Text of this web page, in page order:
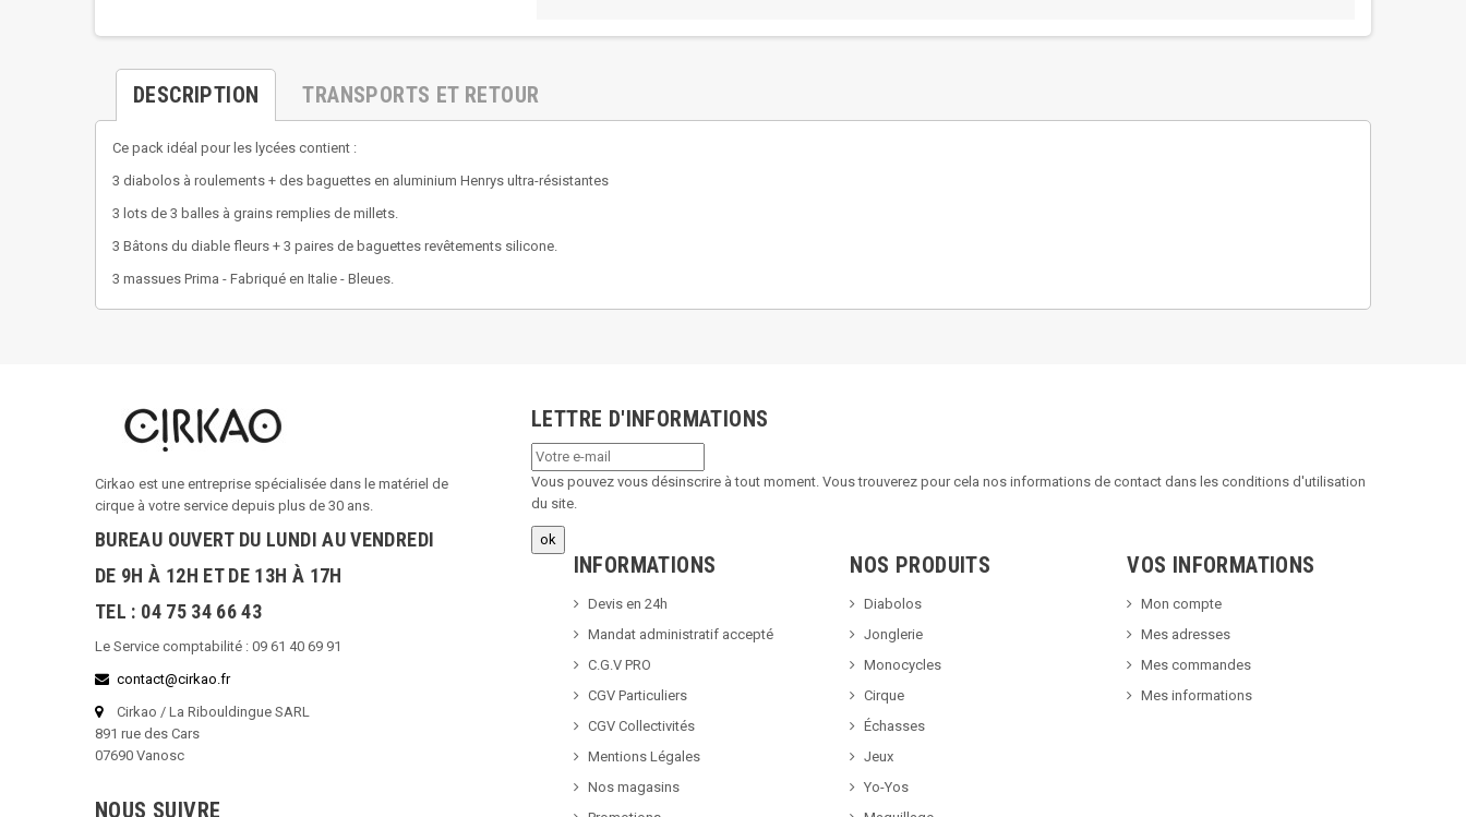
DESCRIPTION TRANSPORTS ET RETOUR
Ce pack idéal pour les lycées contient :
3 diabolos à roulements + des baguettes en aluminium Henrys ultra-résistantes
3 lots de 3 balles à grains remplies de millets.
3 Bâtons du diable fleurs + 3 paires de baguettes revêtements silicone.
3 massues Prima - Fabriqué en Italie - Bleues.
Cirkao est une entreprise spécialisée dans le matériel de
cirque à votre service depuis plus de 30 ans.
BUREAU OUVERT DU LUNDI AU VENDREDI
DE 9H À 12H ET DE 13H À 17H
TEL : 04 75 34 66 43
Le Service comptabilité : 09 61 40 69 91
contact@cirkao.fr
Cirkao / La Ribouldingue SARL
891 rue des Cars
07690 Vanosc
NOUS SUIVRE
LETTRE D'INFORMATIONS
Vous pouvez vous désinscrire à tout moment. Vous trouverez pour cela nos informations de contact dans les conditions d'utilisation
du site.
INFORMATIONS
Devis en 24h
Mandat administratif accepté
C.G.V PRO
CGV Particuliers
CGV Collectivités
Mentions Légales
Nos magasins
NOS PRODUITS
Diabolos
Jonglerie
Monocycles
Cirque
Échasses
Jeux
Yo-Yos
VOS INFORMATIONS
Mon compte
Mes adresses
Mes commandes
Mes informations